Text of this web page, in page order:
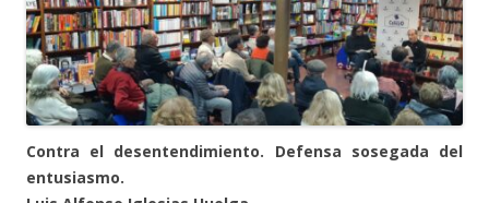
Contra el desentendimiento. Defensa sosegada del
entusiasmo.